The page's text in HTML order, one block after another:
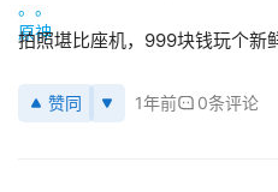
行
动
拍照堪比座机，999块钱玩个新
赞同 1年前 0条评论